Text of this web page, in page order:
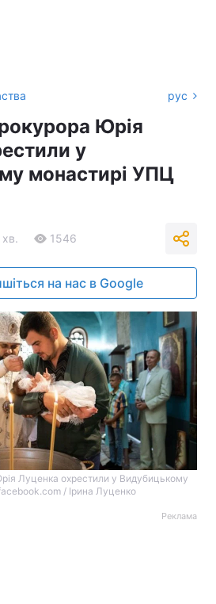
рус
Юрія
у
монастирі УПЦ
хв. 1546
на нас в Google
Луценка охрестили у Видубицькому
/ Ірина Луценко
Реклама